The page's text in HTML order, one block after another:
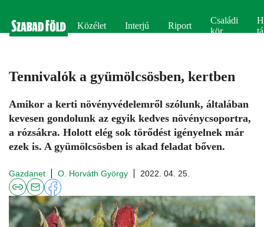
Közélet Interjú Riport
Családi
kör
Tennivalók a gyümölcsösben, kertben
Amikor a kerti növényvédelemről szólunk, általában
kevesen gondolunk az egyik kedves növénycsoportra,
a rózsákra. Holott elég sok törődést igényelnek már
ezek is. A gyümölcsösben is akad feladat bőven.
Gazdanet O. Horváth György 2022. 04. 25.